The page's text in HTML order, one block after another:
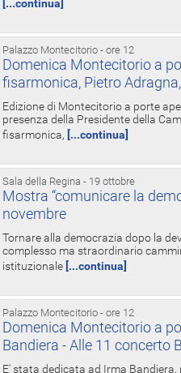
[...continua]
Palazzo Montecitorio - ore 12
Domenica Montecitorio a
fisarmonica, Pietro
Edizione di Montecitorio a porte
presenza della Presidente della
fisarmonica, [...continua]
Sala della Regina - 19 ottobre
Mostra “comunicare la
novembre
Tornare alla democrazia dopo la
complesso ma straordinario
istituzionale [...continua]
Palazzo Montecitorio - ore 12
Domenica Montecitorio a
Bandiera - Alle 11
E' stata dedicata ad Irma